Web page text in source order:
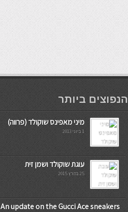
мостбет кг
הנפוצים ביותר
מיני מאפינס שוקולד (פרווה)
1 ביוני 2013
עוגת שוקולד ושמן זית
25 במרץ 2015
An update on the Gucci Ace sneakers